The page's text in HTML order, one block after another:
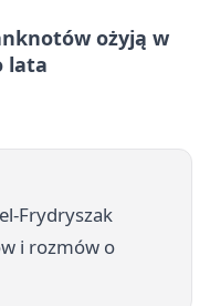
ożyją w
lata
i rozmów o